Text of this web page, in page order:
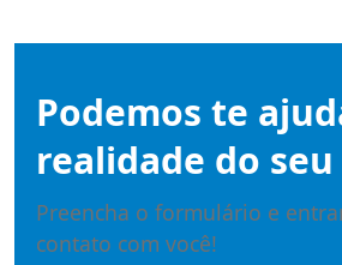
Podemos te
realidade do
Preencha o formulário e
contato com você!